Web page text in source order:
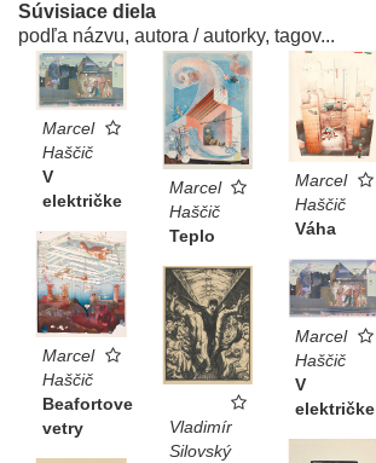
Súvisiace diela
podľa názvu, autora / autorky, tagov...
Marcel
Haščič
V
električke
Marcel
Haščič
Teplo
Marcel
Haščič
Váha
Marcel
Haščič
Beafortove
vetry
Marcel
Haščič
V
električke
Vladimír
Silovský